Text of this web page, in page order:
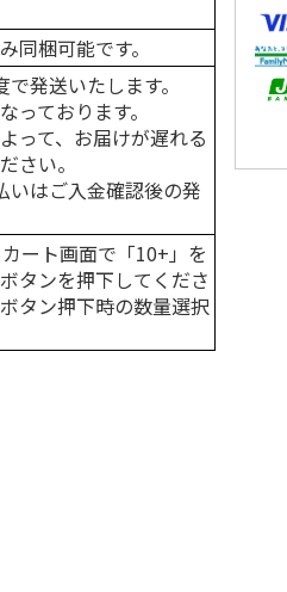
同梱可能です。
発送いたします。
ております。
って、お届けが遅れる
さい。
いはご入金確認後の発
ート画面で「10+」を
タンを押下してくださ
タン押下時の数量選択